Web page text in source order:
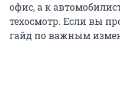
офис, а к
техосмотр. Если вы
гайд по важным